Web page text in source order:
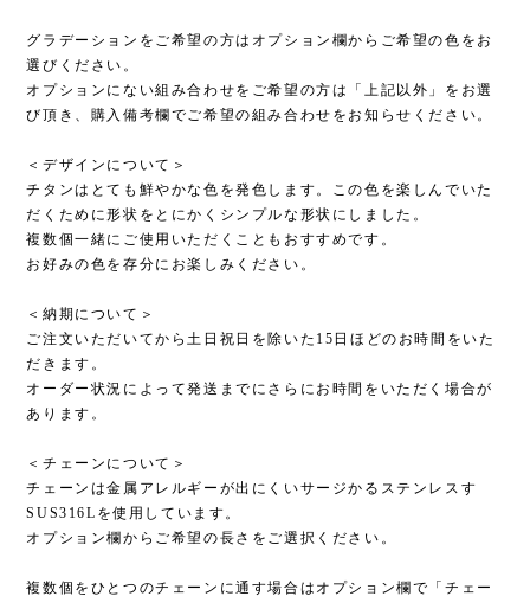
グラデーションをご希望の方はオプション欄からご希望の色をお
選びください。
オプションにない組み合わせをご希望の方は「上記以外」をお選
び頂き、購入備考欄でご希望の組み合わせをお知らせください。
＜デザインについて＞
チタンはとても鮮やかな色を発色します。この色を楽しんでいた
だくために形状をとにかくシンプルな形状にしました。
複数個一緒にご使用いただくこともおすすめです。
お好みの色を存分にお楽しみください。
＜納期について＞
ご注文いただいてから土日祝日を除いた15日ほどのお時間をいた
だきます。
オーダー状況によって発送までにさらにお時間をいただく場合が
あります。
＜チェーンについて＞
チェーンは金属アレルギーが出にくいサージかるステンレスす
SUS316Lを使用しています。
オプション欄からご希望の長さをご選択ください。
複数個をひとつのチェーンに通す場合はオプション欄で「チェー